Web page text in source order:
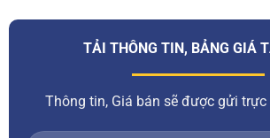
TẢI THÔNG TIN, BẢNG GIÁ
Thông tin, Giá bán sẽ được gửi